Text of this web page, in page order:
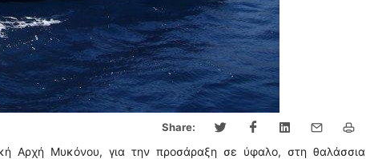
Share:
Αρχή Μυκόνου, για την προσάραξη σε ύφαλο, στη θαλάσσια